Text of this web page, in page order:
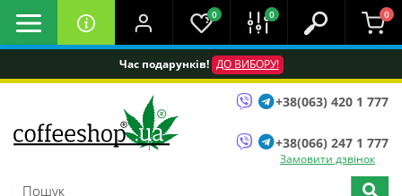
Час подарунків! ДО ВИБОРУ!
0 0 0
+38(063) 420 1 777
+38(066) 247 1 777
Замовити дзвінок